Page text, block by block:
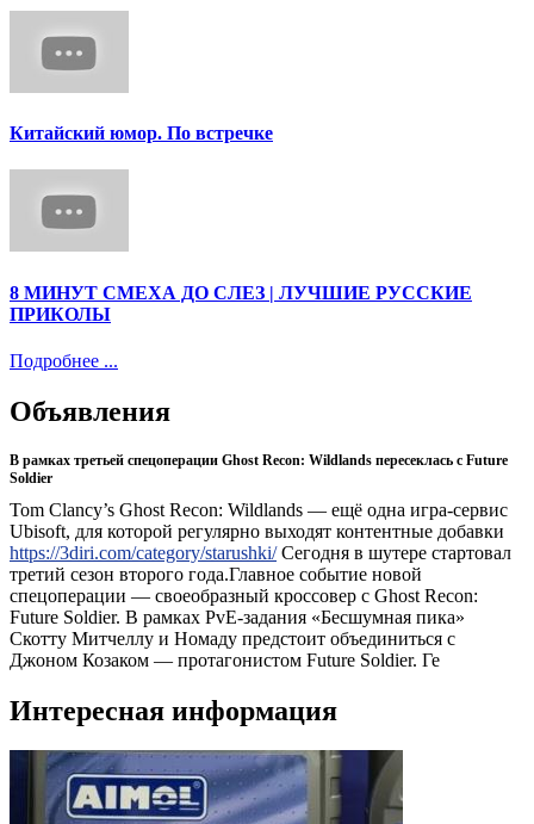
Китайский юмор. По встречке
8 МИНУТ СМЕХА ДО СЛЕЗ | ЛУЧШИЕ РУССКИЕ
ПРИКОЛЫ
Подробнее ...
Объявления
В рамках третьей спецоперации Ghost Recon: Wildlands пересеклась с Future
Soldier
Tom Clancy’s Ghost Recon: Wildlands — ещё одна игра-сервис
Ubisoft, для которой регулярно выходят контентные добавки
https://3diri.com/category/starushki/Сегодня в шутере стартовал
третий сезон второго года.Главное событие новой
спецоперации — своеобразный кроссовер с Ghost Recon:
Future Soldier. В рамках PvE-задания «Бесшумная пика»
Скотту Митчеллу и Номаду предстоит объединиться с
Джоном Козаком — протагонистом Future Soldier. Ге
Интересная информация